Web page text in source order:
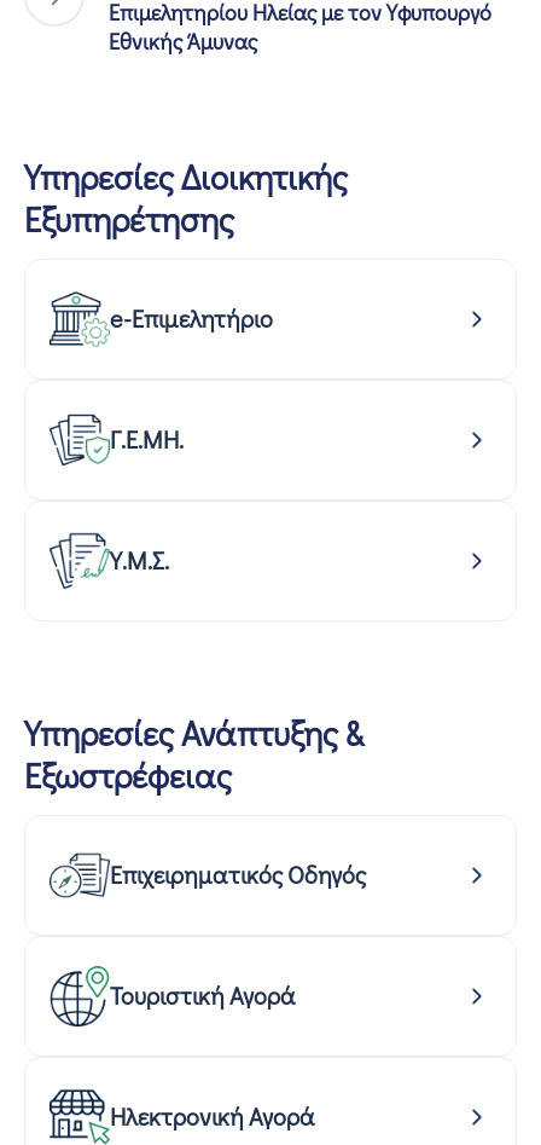
Επιμελητηρίου Ηλείας με τον Υφυπουργό
Εθνικής Άμυνας
Υπηρεσίες Διοικητικής
Εξυπηρέτησης
e-Επιμελητήριο
Γ.Ε.ΜΗ.
Υ.Μ.Σ.
Υπηρεσίες Ανάπτυξης &
Εξωστρέφειας
Επιχειρηματικός Οδηγός
Τουριστική Αγορά
Ηλεκτρονική Αγορά